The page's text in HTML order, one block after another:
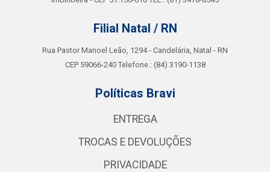
Filial Natal / RN
Rua Pastor Manoel Leão, 1294 - Candelária, Natal - RN
CEP 59066-240 Telefone.: (84) 3190-1138
Políticas Bravi
ENTREGA
TROCAS E DEVOLUÇÕES
PRIVACIDADE